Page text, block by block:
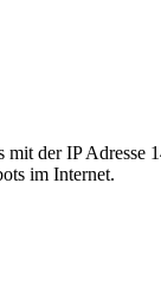
mit der IP Adresse
im Internet.